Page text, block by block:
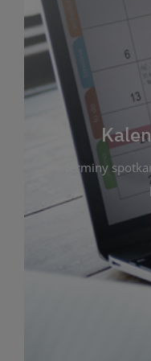
terminy
Zakładka ta
wydarzenia
przez bibliotekę.
spotkań,
Dzięki
zaplanujesz
wydarzeniach.
bieżąco, by
biblioteki.
w życiu